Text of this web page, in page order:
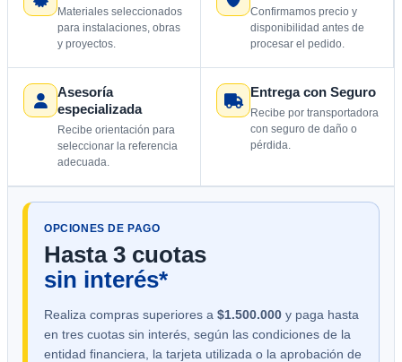
Materiales seleccionados
para instalaciones, obras
y proyectos.
Confirmamos precio y
disponibilidad antes de
procesar el pedido.
Asesoría
especializada
Recibe orientación para
seleccionar la referencia
adecuada.
Entrega con Seguro
Recibe por transportadora
con seguro de daño o
pérdida.
OPCIONES DE PAGO
Hasta 3 cuotas
sin interés*
Realiza compras superiores a $1.500.000 y paga hasta
en tres cuotas sin interés, según las condiciones de la
entidad financiera, la tarjeta utilizada o la aprobación de